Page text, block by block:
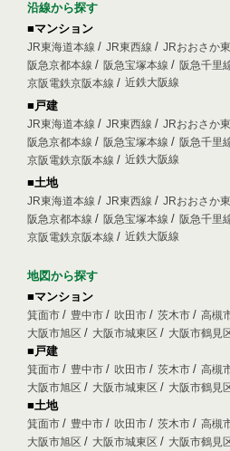
沿線から探す
■マンション
JR東海道本線 JR東西線 JRおおさか
阪急京都本線
阪急宝塚本線 阪急千里
京阪電鉄京阪本線
近鉄大阪線
■戸建
JR東海道本線 JR東西線 JRおおさか
阪急京都本線
阪急宝塚本線 阪急千里
京阪電鉄京阪本線
近鉄大阪線
■土地
JR東海道本線 JR東西線 JRおおさか
阪急京都本線
阪急宝塚本線 阪急千里
京阪電鉄京阪本線
近鉄大阪線
地図から探す
■マンション
箕面市 豊中市 吹田市 茨木市 高槻
大阪市旭区
大阪市城東区 大阪市鶴見
■戸建
箕面市 豊中市 吹田市 茨木市 高槻
大阪市旭区
大阪市城東区 大阪市鶴見
■土地
箕面市 豊中市 吹田市 茨木市 高槻
大阪市旭区
大阪市城東区 大阪市鶴見